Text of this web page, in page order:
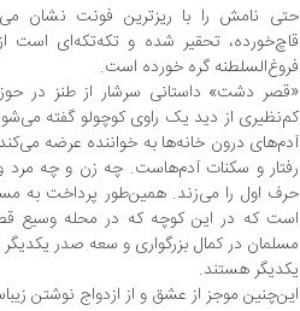
حتی نامش را با ریزترین فونت نشان
قاچ‌خورده، تحقیر شده و تکه‌تکه‌ای
فروغ‌السلطنه گره خورده است.
«قصر دشت» داستانی سرشار از طنز در
کم‌نظیری از دید یک راوی کوچولو گفته
آدم‌های درون خانه‌ها به خواننده عرضه
رفتار و سکنات آدم‌هاست. چه زن و چه مرد
حرف اول را می‌زند. همین‌طور پرداخت به
است که در این کوچه که در محله وسیع
مسلمان در کمال بزرگواری و سعه صدر یکدیگر
یکدیگر هستند.
این‌چنین موجز از عشق و از ازدواج نوشتن